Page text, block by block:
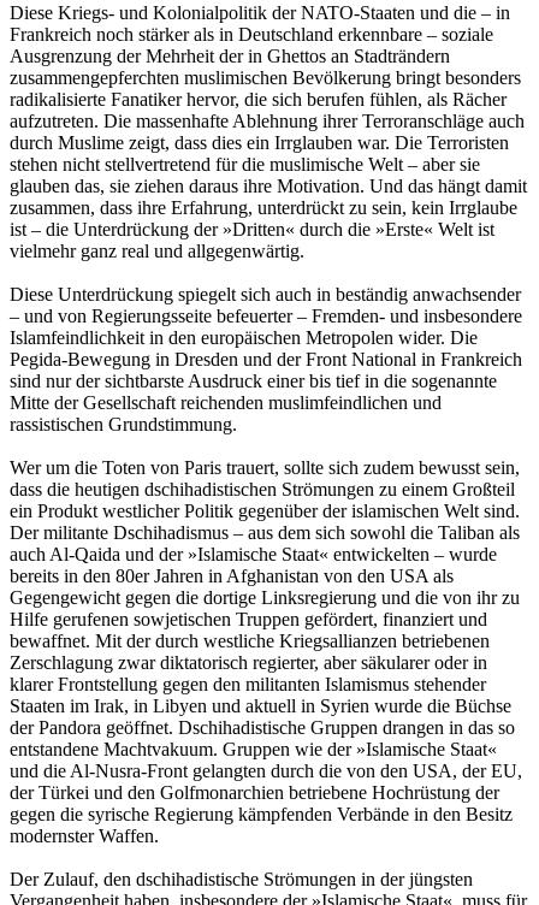
Diese Kriegs- und Kolonialpolitik der NATO-Staaten und die – in
Frankreich noch stärker als in Deutschland erkennbare – soziale
Ausgrenzung der Mehrheit der in Ghettos an Stadträndern
zusammengepferchten muslimischen Bevölkerung bringt besonders
radikalisierte Fanatiker hervor, die sich berufen fühlen, als Rächer
aufzutreten. Die massenhafte Ablehnung ihrer Terroranschläge auch
durch Muslime zeigt, dass dies ein Irrglauben war. Die Terroristen
stehen nicht stellvertretend für die muslimische Welt – aber sie
glauben das, sie ziehen daraus ihre Motivation. Und das hängt damit
zusammen, dass ihre Erfahrung, unterdrückt zu sein, kein Irrglaube
ist – die Unterdrückung der »Dritten« durch die »Erste« Welt ist
vielmehr ganz real und allgegenwärtig.
Diese Unterdrückung spiegelt sich auch in beständig anwachsender
– und von Regierungsseite befeuerter – Fremden- und insbesondere
Islamfeindlichkeit in den europäischen Metropolen wider. Die
Pegida-Bewegung in Dresden und der Front National in Frankreich
sind nur der sichtbarste Ausdruck einer bis tief in die sogenannte
Mitte der Gesellschaft reichenden muslimfeindlichen und
rassistischen Grundstimmung.
Wer um die Toten von Paris trauert, sollte sich zudem bewusst sein,
dass die heutigen dschihadistischen Strömungen zu einem Großteil
ein Produkt westlicher Politik gegenüber der islamischen Welt sind.
Der militante Dschihadismus – aus dem sich sowohl die Taliban als
auch Al-Qaida und der »Islamische Staat« entwickelten – wurde
bereits in den 80er Jahren in Afghanistan von den USA als
Gegengewicht gegen die dortige Linksregierung und die von ihr zu
Hilfe gerufenen sowjetischen Truppen gefördert, finanziert und
bewaffnet. Mit der durch westliche Kriegsallianzen betriebenen
Zerschlagung zwar diktatorisch regierter, aber säkularer oder in
klarer Frontstellung gegen den militanten Islamismus stehender
Staaten im Irak, in Libyen und aktuell in Syrien wurde die Büchse
der Pandora geöffnet. Dschihadistische Gruppen drangen in das so
entstandene Machtvakuum. Gruppen wie der »Islamische Staat«
und die Al-Nusra-Front gelangten durch die von den USA, der EU,
der Türkei und den Golfmonarchien betriebene Hochrüstung der
gegen die syrische Regierung kämpfenden Verbände in den Besitz
modernster Waffen.
Der Zulauf, den dschihadistische Strömungen in der jüngsten
Vergangenheit haben, insbesondere der »Islamische Staat«, muss für